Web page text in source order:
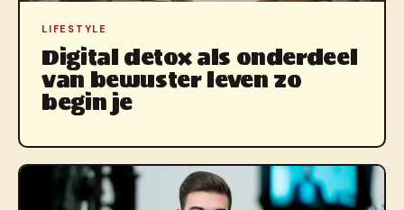
LIFESTYLE
Digital detox als onderdeel
van bewuster leven zo
begin je